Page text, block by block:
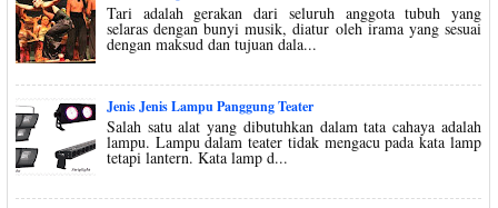
Tari adalah gerakan dari seluruh anggota tubuh yang
selaras dengan bunyi musik, diatur oleh irama yang sesuai
dengan maksud dan tujuan dala...
Jenis Jenis Lampu Panggung Teater
Salah satu alat yang dibutuhkan dalam tata cahaya adalah
lampu. Lampu dalam teater tidak mengacu pada kata lamp
tetapi lantern. Kata lamp d...